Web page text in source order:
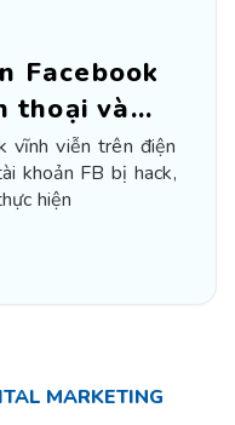
Facebook
thoại và
vĩnh viễn trên điện
khoản FB bị hack,
hiện
MARKETING